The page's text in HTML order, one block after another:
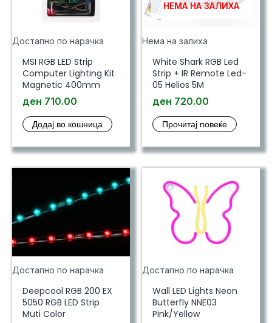
Достапно по нарачка
MSI RGB LED Strip
Computer Lighting Kit
Magnetic 400mm
ден 710.00
Додај во кошница
НЕМА НА ЗАЛИХА
Нема на залиха
White Shark RGB Led
Strip + IR Remote Led-
05 Helios 5M
ден 720.00
Прочитај повеќе
Достапно по нарачка
Deepcool RGB 200 EX
5050 RGB LED Strip
Muti Color
Достапно по нарачка
Wall LED Lights Neon
Butterfly NNE03
Pink/Yellow